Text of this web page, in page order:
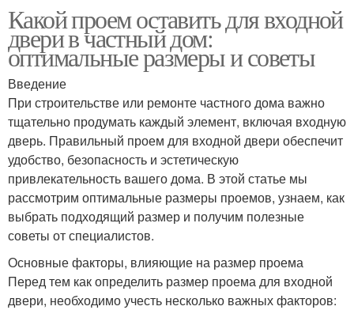
Какой проем оставить для входной
двери в частный дом:
оптимальные размеры и советы
Введение
При строительстве или ремонте частного дома важно
тщательно продумать каждый элемент, включая входную
дверь. Правильный проем для входной двери обеспечит
удобство, безопасность и эстетическую
привлекательность вашего дома. В этой статье мы
рассмотрим оптимальные размеры проемов, узнаем, как
выбрать подходящий размер и получим полезные
советы от специалистов.
Основные факторы, влияющие на размер проема
Перед тем как определить размер проема для входной
двери, необходимо учесть несколько важных факторов: